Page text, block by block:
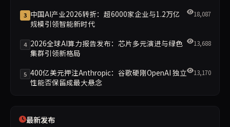
3 中国AI产业2026转折：超6000家企业与1.2万亿
规模引领智能新时代
18,087
4 2026全球AI算力报告发布：芯片多元演进与绿色
集群引领新格局
13,688
5 400亿美元押注Anthropic：谷歌硬刚OpenAI 独立
性能否保留成最大悬念
13,170
最新发布